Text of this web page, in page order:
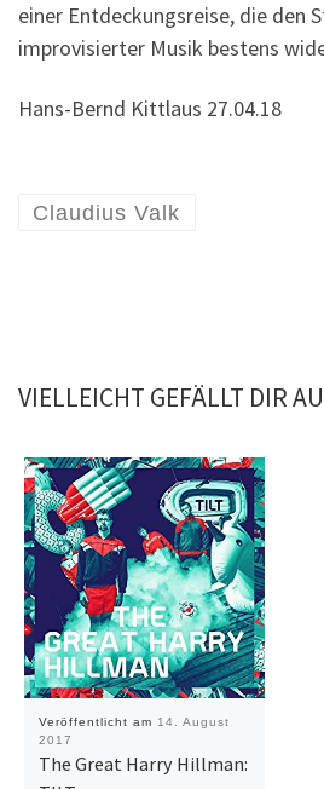
einer Entdeckungsreise, die den
improvisierter Musik bestens
Hans-Bernd Kittlaus 27.04.18
Claudius Valk
VIELLEICHT GEFÄLLT DIR
Veröffentlicht am 14. August
2017
The Great Harry Hillman: